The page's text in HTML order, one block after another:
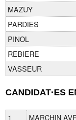
MAZUY
PARDIES
PINOL
REBIERE
VASSEUR
CANDIDAT·ES
1 MARCHIN